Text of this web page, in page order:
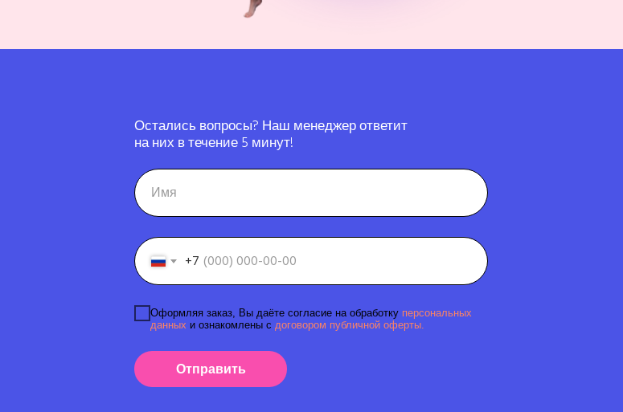
+7
Оформляя заказ, Вы даёте согласие на обработку персональных
данных и ознакомлены с договором публичной оферты.
Отправить
Остались вопросы? Наш менеджер ответит
на них в течение 5 минут!